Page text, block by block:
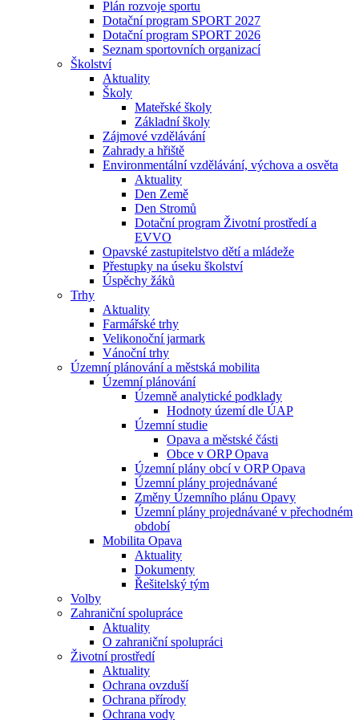
Plán rozvoje sportu
Dotační program SPORT 2027
Dotační program SPORT 2026
Seznam sportovních organizací
Školství
Aktuality
Školy
Mateřské školy
Základní školy
Zájmové vzdělávání
Zahrady a hřiště
Environmentální vzdělávání, výchova a osvěta
Aktuality
Den Země
Den Stromů
Dotační program Životní prostředí a
EVVO
Opavské zastupitelstvo dětí a mládeže
Přestupky na úseku školství
Úspěchy žáků
Trhy
Aktuality
Farmářské trhy
Velikonoční jarmark
Vánoční trhy
Územní plánování a městská mobilita
Územní plánování
Územně analytické podklady
Hodnoty území dle ÚAP
Územní studie
Opava a městské části
Obce v ORP Opava
Územní plány obcí v ORP Opava
Územní plány projednávané
Změny Územního plánu Opavy
Územní plány projednávané v přechodném
období
Mobilita Opava
Aktuality
Dokumenty
Řešitelský tým
Volby
Zahraniční spolupráce
Aktuality
O zahraniční spolupráci
Životní prostředí
Aktuality
Ochrana ovzduší
Ochrana přírody
Ochrana vody